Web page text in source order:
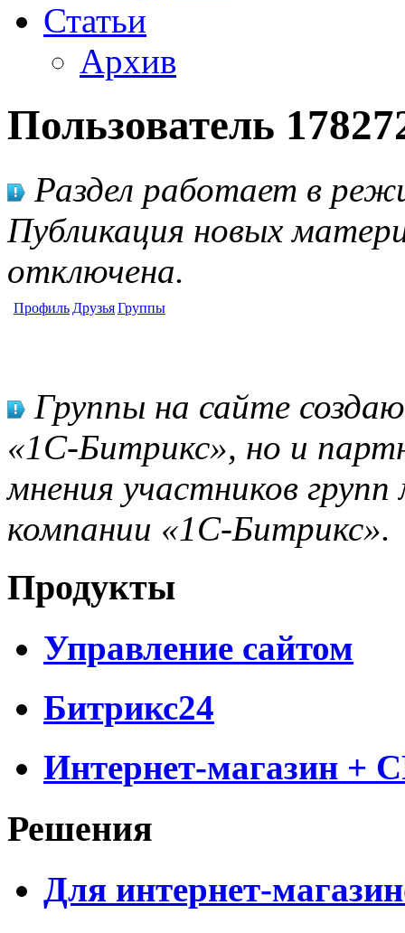
Статьи
Архив
Пользователь
Раздел работает в
Публикация новых
отключена.
Профиль ДрузьяГруппы
Группы на сайте
«1С-Битрикс», но и
мнения участников
компании «1С-Битрикс».
Продукты
Управление сайтом
Битрикс24
Интернет-магазин +
Решения
Для интернет-